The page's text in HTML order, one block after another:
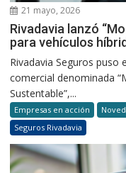
21 mayo, 2026
Rivadavia lanzó
para vehículos
Rivadavia Seguros puso
comercial denominada
Sustentable”,...
Empresas en acción
Seguros Rivadavia